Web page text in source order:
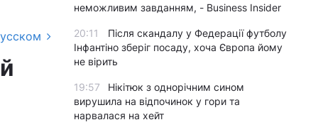
неможливим завданням, - Business Insider
20:11
Після скандалу у Федерації футболу
Інфантіно зберіг посаду, хоча Європа йому
не вірить
19:57
Нікітюк з однорічним сином
вирушила на відпочинок у гори та
нарвалася на хейт